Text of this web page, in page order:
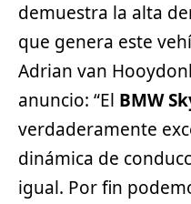
demuestra la alta
que genera este
Adrian van
anuncio: “El BMW
verdaderamente
dinámica de
igual. Por fin